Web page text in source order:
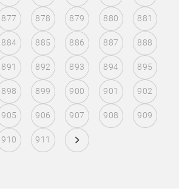
877 878 879 880 881
884 885 886 887 888
891 892 893 894 895
898 899 900 901 902
905 906 907 908 909
910 911